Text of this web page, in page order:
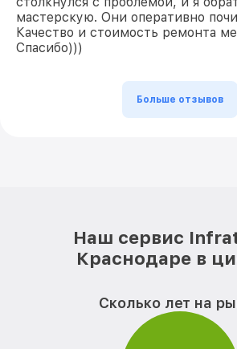
мастерскую. Они оперативно
Качество и стоимость ремонта
Спасибо)))
Больше отзывов
Наш сервис
Краснодаре в
Сколько лет на